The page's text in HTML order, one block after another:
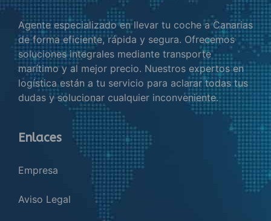
Agente especializado en llevar tu coche a Canarias
de forma eficiente, rápida y segura. Ofrecemos
soluciones integrales mediante transporte
marítimo y al mejor precio. Nuestros expertos en
logística están a tu servicio para aclarar todas tus
dudas y solucionar cualquier inconveniente.
Enlaces
Empresa
Aviso Legal